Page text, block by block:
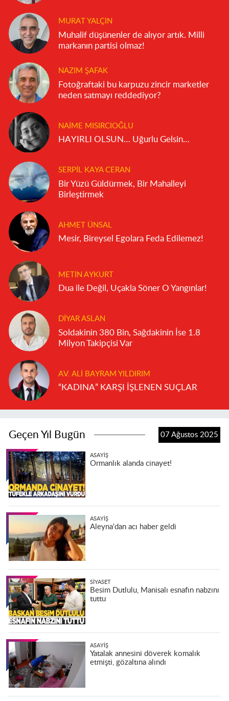
MURAT YALÇIN
Muhalif düşünenler de alıyor artık. Milli
markanın partisi olmaz!
NAZIM ŞAFAK
Fotoğraftaki bu karpuzu zincir marketler
neden satmayı reddediyor?
NAIME MISIRCIOĞLU
HAYIRLI OLSUN… Uğurlu Gelsin…
SERPIL KAYA CERAN
Bir Yüzü Güldürmek, Bir Mahalleyi
Birleştirmek
AHMET ÜNSAL
Mesir, Bireysel Egolara Feda Edilemez!
METIN AYKURT
Dua ile Değil, Uçakla Söner O Yangınlar!
DIYAR ASLAN
Soldakinin 380 Bin, Sağdakinin İse 1.8
Milyon Takipçisi Var
AV. ALI BAYRAM YILDIRIM
“KADINA” KARŞI İŞLENEN SUÇLAR
Geçen Yıl Bugün 07 Ağustos 2025
ASAYIŞ
Ormanlık alanda cinayet!
ASAYIŞ
Aleyna'dan acı haber geldi
SIYASET
Besim Dutlulu, Manisalı esnafın nabzını
tuttu
ASAYIŞ
Yatalak annesini döverek komalık
etmişti, gözaltına alındı